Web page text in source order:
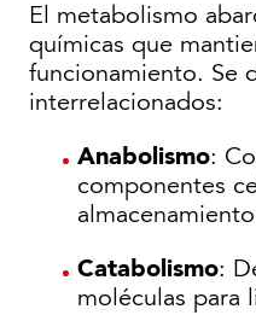
El metabolismo
químicas que
funcionamiento. Se
interrelacionados:
Anabolismo:
componentes
Catabolismo:
moléculas para